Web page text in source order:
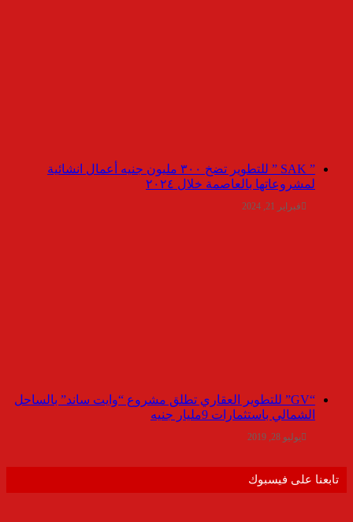
” SAK ” للتطوير تضخ ٣٠٠ مليون جنيه أعمال انشائية
لمشروعاتها بالعاصمة خلال ٢٠٢٤
فبراير 21, 2024
“GV” للتطوير العقاري تطلق مشروع “وايت ساند” بالساحل
الشمالي باستثمارات 9مليار جنيه
يوليو 28, 2019
تابعنا على فيسبوك